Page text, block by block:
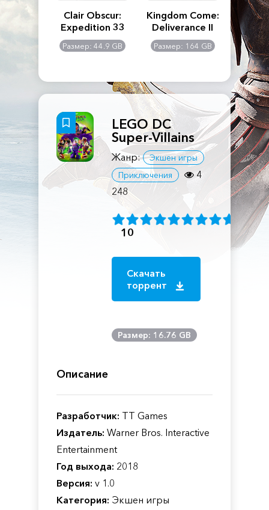
Creed
Clair Obscur:
Expedition 33
Размер: 44.9 GB
Kingdom Come:
Deliverance II
Размер: 164 GB
The
LEGO DC
Super-Villains
Жанр:
Экшен игры
Приключения
4
248
10
Скачать
торрент
Размер: 16.76 GB
Описание
Разработчик: TT Games
Издатель: Warner Bros. Interactive
Entertainment
Год выхода: 2018
Версия: v 1.0
Категория: Экшен игры